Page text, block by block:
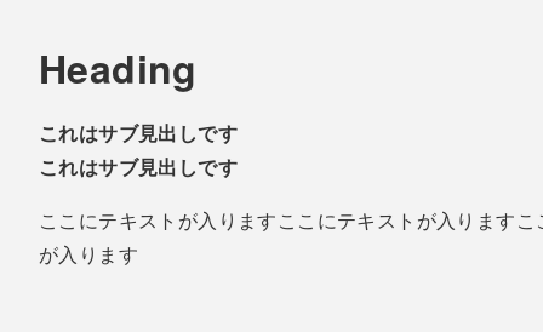
Heading
これはサブ見出しです
これはサブ見出しです
ここにテキストが入りますここにテキストが入ります
が入ります